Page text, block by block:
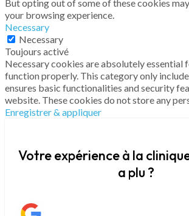
But opting out of some of these cookies
your browsing experience.
Necessary
Necessary
Toujours activé
Necessary cookies are absolutely essential
function properly. This category only
ensures basic functionalities and security
website. These cookies do not store any
Enregistrer & appliquer
Votre expérience à la
a plu ?